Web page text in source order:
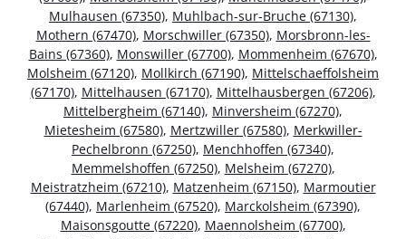
Mulhausen (67350), Muhlbach-sur-Bruche (67130),
Mothern (67470), Morschwiller (67350), Morsbronn-les-
Bains (67360), Monswiller (67700), Mommenheim (67670),
Molsheim (67120), Mollkirch (67190), Mittelschaeffolsheim
(67170), Mittelhausen (67170), Mittelhausbergen (67206),
Mittelbergheim (67140), Minversheim (67270),
Mietesheim (67580), Mertzwiller (67580), Merkwiller-
Pechelbronn (67250), Menchhoffen (67340),
Memmelshoffen (67250), Melsheim (67270),
Meistratzheim (67210), Matzenheim (67150), Marmoutier
(67440), Marlenheim (67520), Marckolsheim (67390),
Maisonsgoutte (67220), Maennolsheim (67700),